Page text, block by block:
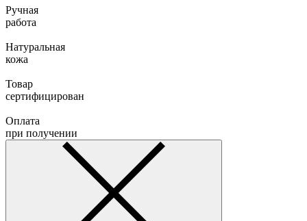
Ручная
работа
Натуральная
кожа
Товар
сертифицирован
Оплата
при получении